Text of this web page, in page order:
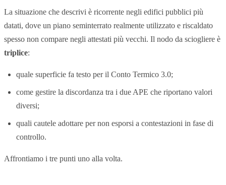
La situazione che descrivi è ricorrente negli edifici pubblici più
datati, dove un piano seminterrato realmente utilizzato e riscaldato
spesso non compare negli attestati più vecchi. Il nodo da sciogliere è
triplice:
quale superficie fa testo per il Conto Termico 3.0;
come gestire la discordanza tra i due APE che riportano valori
diversi;
quali cautele adottare per non esporsi a contestazioni in fase di
controllo.
Affrontiamo i tre punti uno alla volta.